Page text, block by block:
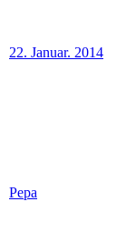
22. Januar. 2014
Pepa